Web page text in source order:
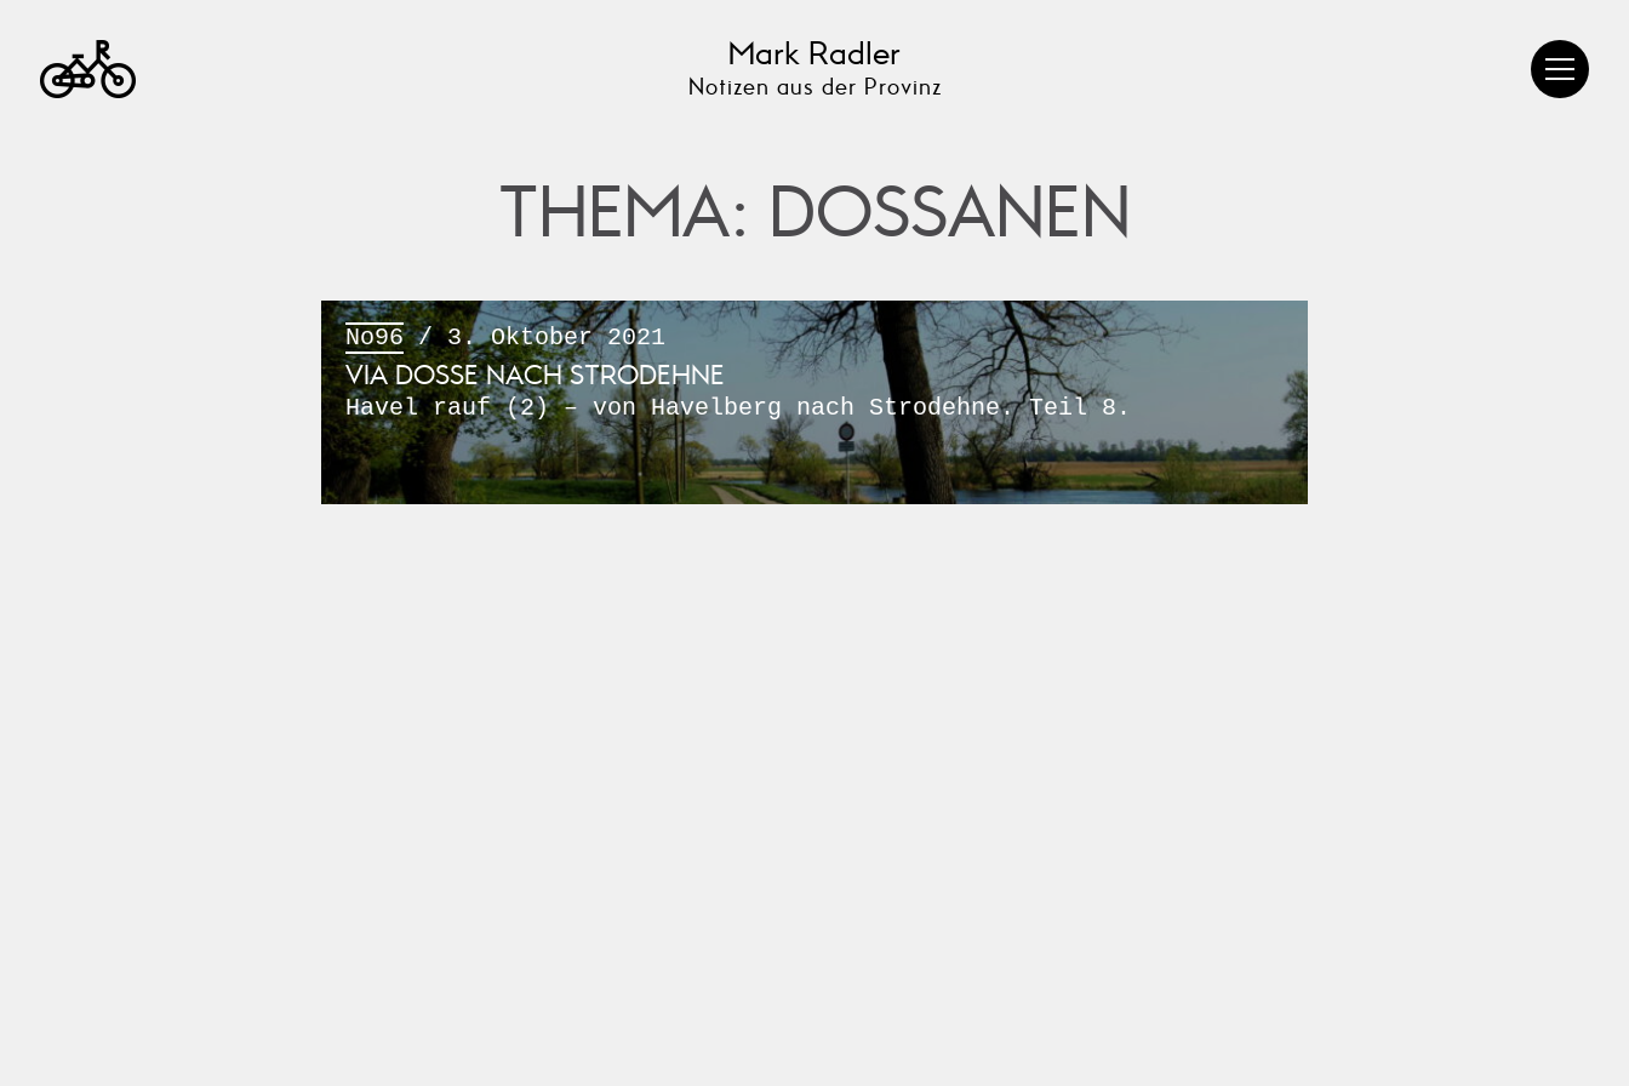
Mark Radler
Notizen aus der Provinz
THEMA: DOSSANEN
No96/ 3. Oktober 2021
VIA DOSSE NACH STRODEHNE
Havel rauf (2) – von Havelberg nach Strodehne. Teil 8.